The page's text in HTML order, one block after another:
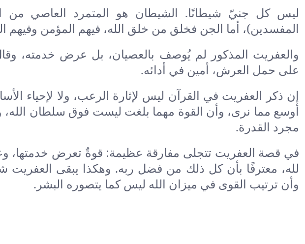
ليس كل جنيّ شيطانًا. الشيطان هو المتمرد العاصي من
المفسدين)، أما الجن فخلق من خلق الله، فيهم المؤمن وفيهم
والعفريت المذكور لم يُوصف بالعصيان، بل عرض خدمته،
على حمل العرش، أمين في أدائه.
إن ذكر العفريت في القرآن ليس لإثارة الرعب، ولا لإحياء
أوسع مما نرى، وأن القوة مهما بلغت ليست فوق سلطان الله،
مجرد القدرة.
في قصة العفريت تتجلى مفارقة عظيمة: قوةٌ تعرض خدمتها،
لله، معترفًا بأن كل ذلك من فضل ربه. وهكذا يبقى العفريت
وأن ترتيب القوى في ميزان الله ليس كما يتصوره البشر.